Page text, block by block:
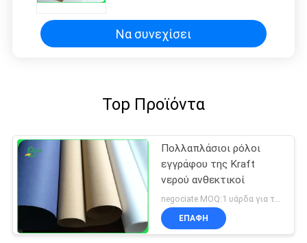
Να συνεχίσει
Top Προϊόντα
Πολλαπλάσιοι ρόλοι
εγγράφου της Kraft
νερού ανθεκτικοί
ΕΠΑΦΉ